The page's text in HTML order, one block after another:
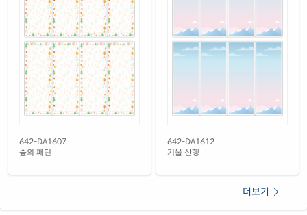
642-DA1607
숲의 패턴
642-DA1612
겨울 산행
더보기